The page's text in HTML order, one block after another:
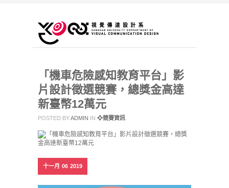
「機車危險感知教育平台」影
片設計徵選競賽，總獎金高達
新臺幣12萬元
POSTED BYADMIN IN ❖競賽資訊
十一月 06 2019